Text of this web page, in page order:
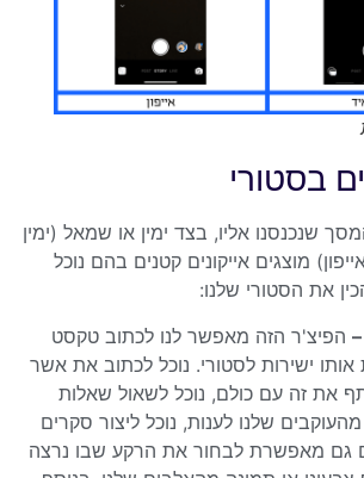
בסטורי
שנכנסנו אליו, בצד ימין או שמאל (ימין
מוצגים אייקונים קטנים בהם נוכל
את הסטורי שלנו:
הפיצ'ר הזה מאפשר לנו לכתוב טקסט
אותו ישירות לסטורי. נוכל לכתוב את אשר
את זה עם כולם, נוכל לשאול שאלות
שלנו לענות, נוכל ליצור סקרים
גם מאפשרת לבחור את הרקע שבו נרצה